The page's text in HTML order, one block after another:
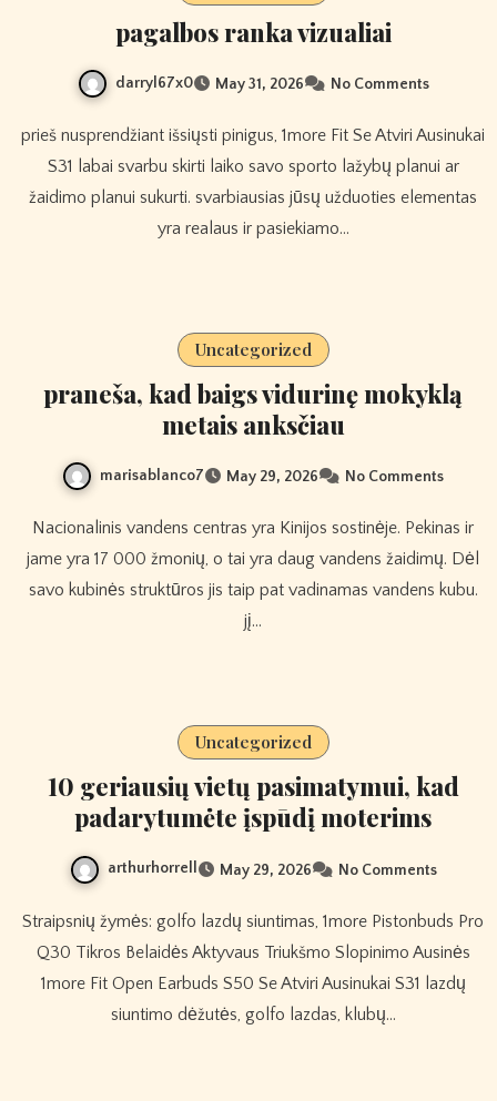
pagalbos ranka vizualiai
darryl67x0 May 31, 2026 No Comments
prieš nusprendžiant išsiųsti pinigus, 1more Fit Se Atviri Ausinukai
S31 labai svarbu skirti laiko savo sporto lažybų planui ar
žaidimo planui sukurti. svarbiausias jūsų užduoties elementas
yra realaus ir pasiekiamo…
Uncategorized
praneša, kad baigs vidurinę mokyklą
metais anksčiau
marisablanco7 May 29, 2026 No Comments
Nacionalinis vandens centras yra Kinijos sostinėje. Pekinas ir
jame yra 17 000 žmonių, o tai yra daug vandens žaidimų. Dėl
savo kubinės struktūros jis taip pat vadinamas vandens kubu.
jį…
Uncategorized
10 geriausių vietų pasimatymui, kad
padarytumėte įspūdį moterims
arthurhorrell May 29, 2026 No Comments
Straipsnių žymės: golfo lazdų siuntimas, 1more Pistonbuds Pro
Q30 Tikros Belaidės Aktyvaus Triukšmo Slopinimo Ausinės
1more Fit Open Earbuds S50 Se Atviri Ausinukai S31 lazdų
siuntimo dėžutės, golfo lazdas, klubų…